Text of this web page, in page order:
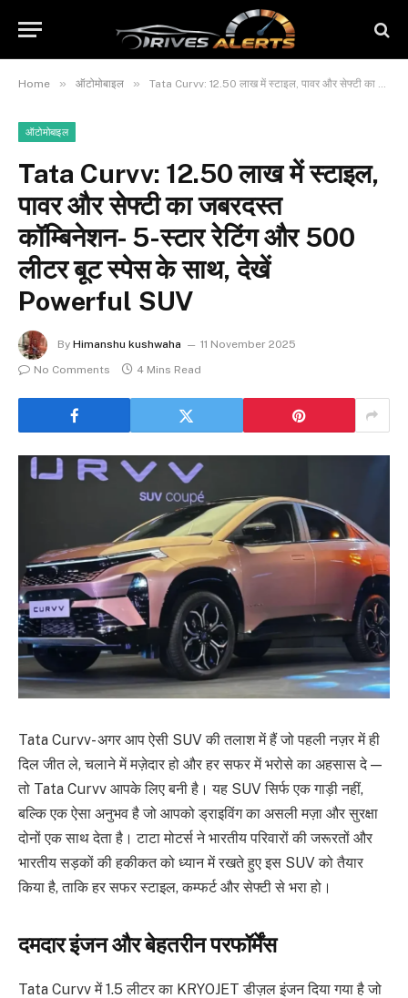
Home » ऑटोमोबाइल » Tata Curvv: 12.50 लाख में स्टाइल, पावर और सेफ्टी का जबरदस्त कॉम्बिनेशन- 5-स्टार रेटिंग और 500 लीटर बूट स्पेस के साथ, देखें Powerful SUV
ऑटोमोबाइल
Tata Curvv: 12.50 लाख में स्टाइल,
पावर और सेफ्टी का जबरदस्त
कॉम्बिनेशन- 5-स्टार रेटिंग और 500
लीटर बूट स्पेस के साथ, देखें
Powerful SUV
By Himanshu kushwaha
11 November 2025
No Comments
4 Mins Read
Tata Curvv- अगर आप ऐसी SUV की तलाश में हैं जो पहली नज़र में ही
दिल जीत ले, चलाने में मज़ेदार हो और हर सफर में भरोसे का अहसास दे —
तो Tata Curvv आपके लिए बनी है। यह SUV सिर्फ एक गाड़ी नहीं,
बल्कि एक ऐसा अनुभव है जो आपको ड्राइविंग का असली मज़ा और सुरक्षा
दोनों एक साथ देता है। टाटा मोटर्स ने भारतीय परिवारों की जरूरतों और
भारतीय सड़कों की हकीकत को ध्यान में रखते हुए इस SUV को तैयार
किया है, ताकि हर सफर स्टाइल, कम्फर्ट और सेफ्टी से भरा हो।
दमदार इंजन और बेहतरीन परफॉर्मेंस
Tata Curvv में 1.5 लीटर का KRYOJET डीज़ल इंजन दिया गया है जो